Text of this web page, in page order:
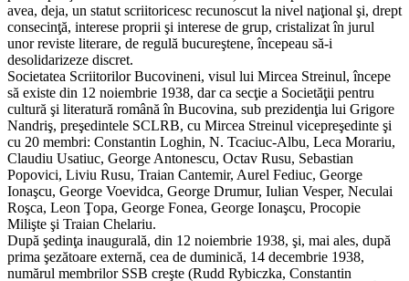
avea, deja, un statut scriitoricesc recunoscut la nivel naţional şi, drept
consecinţă, interese proprii şi interese de grup, cristalizat în jurul
unor reviste literare, de regulă bucureştene, începeau să-i
desolidarizeze discret.
Societatea Scriitorilor Bucovineni, visul lui Mircea Streinul, începe
să existe din 12 noiembrie 1938, dar ca secţie a Societăţii pentru
cultură şi literatură română în Bucovina, sub prezidenţia lui Grigore
Nandriş, preşedintele SCLRB, cu Mircea Streinul vicepreşedinte şi
cu 20 membri: Constantin Loghin, N. Tcaciuc-Albu, Leca Morariu,
Claudiu Usatiuc, George Antonescu, Octav Rusu, Sebastian
Popovici, Liviu Rusu, Traian Cantemir, Aurel Fediuc, George
Ionaşcu, George Voevidca, George Drumur, Iulian Vesper, Neculai
Roşca, Leon Ţopa, George Fonea, George Ionaşcu, Procopie
Milişte şi Traian Chelariu.
După şedinţa inaugurală, din 12 noiembrie 1938, şi, mai ales, după
prima şezătoare externă, cea de duminică, 14 decembrie 1938,
numărul membrilor SSB creşte (Rudd Rybiczka, Constantin